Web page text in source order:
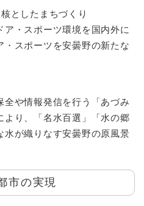
としたまちづくり
・スポーツ環境を国内外に
スポーツを安曇野の新たな
や情報発信を行う「あづみ
り、「名水百選」「水の郷
が織りなす安曇野の原風景
市の実現